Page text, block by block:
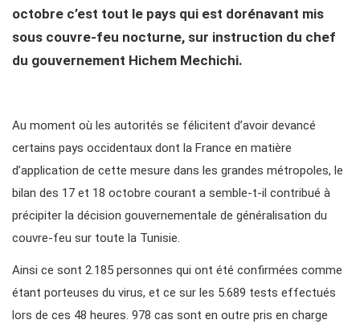
octobre c’est tout le pays qui est dorénavant mis
sous couvre-feu nocturne, sur instruction du chef
du gouvernement Hichem Mechichi.
Au moment où les autorités se félicitent d’avoir devancé
certains pays occidentaux dont la France en matière
d’application de cette mesure dans les grandes métropoles, le
bilan des 17 et 18 octobre courant a semble-t-il contribué à
précipiter la décision gouvernementale de généralisation du
couvre-feu sur toute la Tunisie.
Ainsi ce sont 2.185 personnes qui ont été confirmées comme
étant porteuses du virus, et ce sur les 5.689 tests effectués
lors de ces 48 heures. 978 cas sont en outre pris en charge